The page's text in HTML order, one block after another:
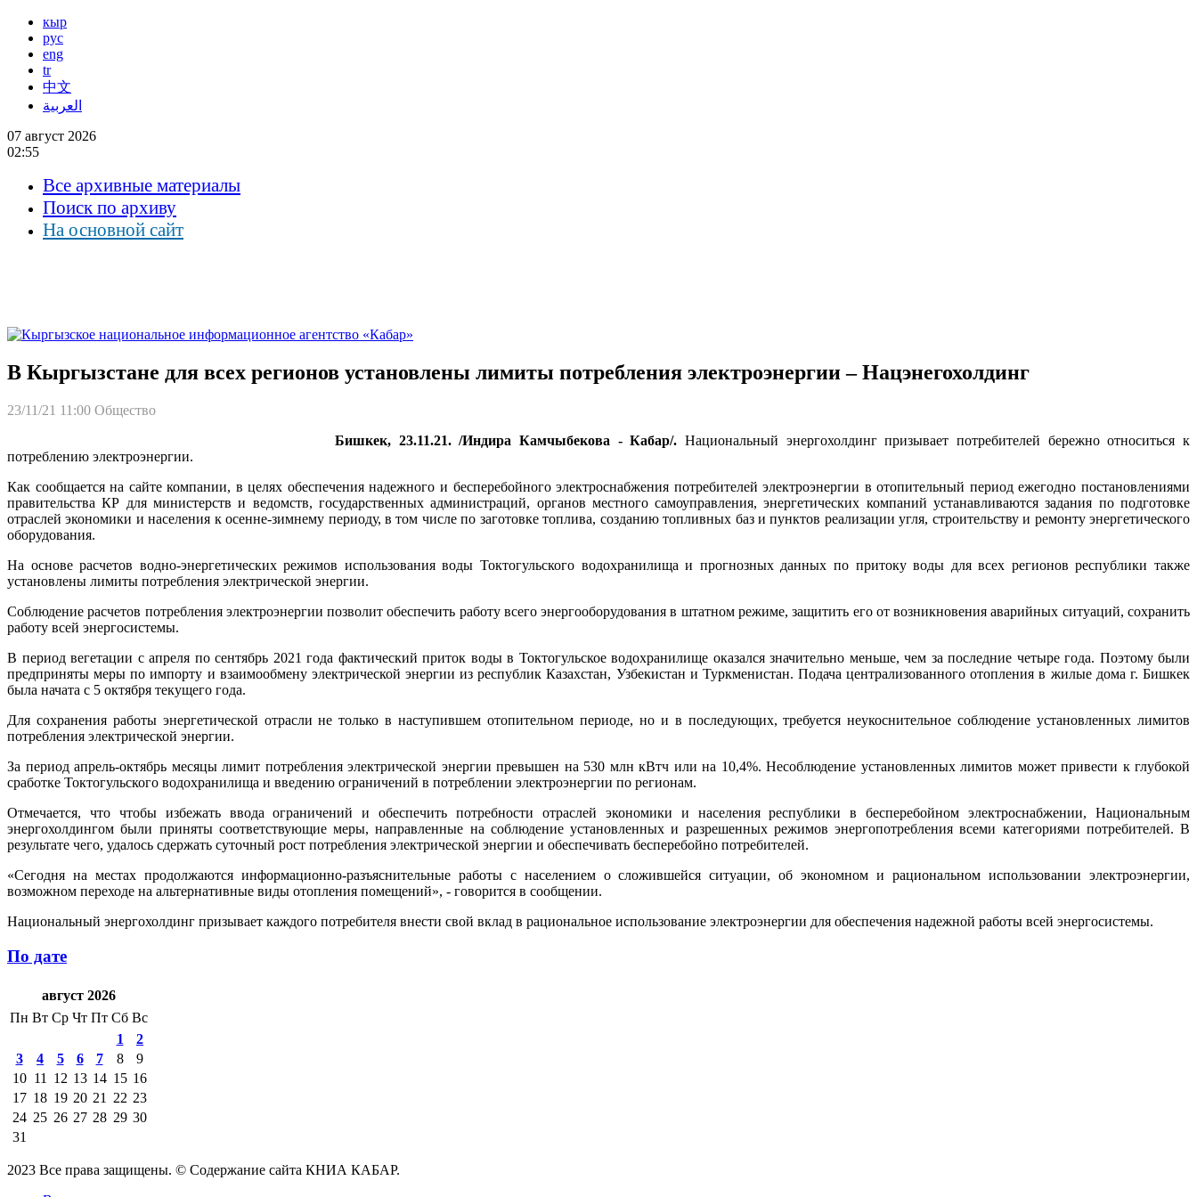
кыр
рус
eng
tr
中文
العربية
07 август 2026
02:55
Все архивные материалы
Поиск по архиву
На основной сайт
В Кыргызстане для всех регионов установлены лимиты потребления электроэнергии – Нацэнегохолдинг
23/11/21 11:00 Общество
Бишкек, 23.11.21. /Индира Камчыбекова - Кабар/. Национальный энергохолдинг призывает потребителей бережно относиться к
потреблению электроэнергии.
Как сообщается на сайте компании, в целях обеспечения надежного и бесперебойного электроснабжения потребителей электроэнергии в отопительный период ежегодно постановлениями
правительства КР для министерств и ведомств, государственных администраций, органов местного самоуправления, энергетических компаний устанавливаются задания по подготовке
отраслей экономики и населения к осенне-зимнему периоду, в том числе по заготовке топлива, созданию топливных баз и пунктов реализации угля, строительству и ремонту энергетического
оборудования.
На основе расчетов водно-энергетических режимов использования воды Токтогульского водохранилища и прогнозных данных по притоку воды для всех регионов республики также
установлены лимиты потребления электрической энергии.
Соблюдение расчетов потребления электроэнергии позволит обеспечить работу всего энергооборудования в штатном режиме, защитить его от возникновения аварийных ситуаций, сохранить
работу всей энергосистемы.
В период вегетации с апреля по сентябрь 2021 года фактический приток воды в Токтогульское водохранилище оказался значительно меньше, чем за последние четыре года. Поэтому были
предприняты меры по импорту и взаимообмену электрической энергии из республик Казахстан, Узбекистан и Туркменистан. Подача централизованного отопления в жилые дома г. Бишкек
была начата с 5 октября текущего года.
Для сохранения работы энергетической отрасли не только в наступившем отопительном периоде, но и в последующих, требуется неукоснительное соблюдение установленных лимитов
потребления электрической энергии.
За период апрель-октябрь месяцы лимит потребления электрической энергии превышен на 530 млн кВтч или на 10,4%. Несоблюдение установленных лимитов может привести к глубокой
сработке Токтогульского водохранилища и введению ограничений в потреблении электроэнергии по регионам.
Отмечается, что чтобы избежать ввода ограничений и обеспечить потребности отраслей экономики и населения республики в бесперебойном электроснабжении, Национальным
энергохолдингом были приняты соответствующие меры, направленные на соблюдение установленных и разрешенных режимов энергопотребления всеми категориями потребителей. В
результате чего, удалось сдержать суточный рост потребления электрической энергии и обеспечивать бесперебойно потребителей.
«Сегодня на местах продолжаются информационно-разъяснительные работы с населением о сложившейся ситуации, об экономном и рациональном использовании электроэнергии,
возможном переходе на альтернативные виды отопления помещений», - говорится в сообщении.
Национальный энергохолдинг призывает каждого потребителя внести свой вклад в рациональное использование электроэнергии для обеспечения надежной работы всей энергосистемы.
По дате
август 2026
Пн Вт Ср Чт Пт Сб Вс
1
2
3
4 5 6 7 8
9
10 11 12 13 14 15 16
17 18 19 20 21 22 23
24 25 26 27 28 29 30
31
2023 Все права защищены. © Содержание сайта КНИА КАБАР.